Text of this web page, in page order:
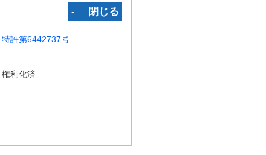
‐ 閉じる
特許第6442737号
権利化済